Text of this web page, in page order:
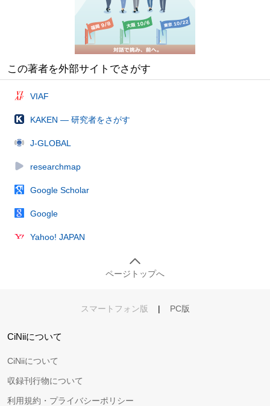
この著者を外部サイトでさがす
VIAF
KAKEN — 研究者をさがす
J-GLOBAL
researchmap
Google Scholar
Google
Yahoo! JAPAN
ページトップへ
スマートフォン版 | PC版
CiNiiについて
CiNiiについて
収録刊行物について
利用規約・プライバシーポリシー